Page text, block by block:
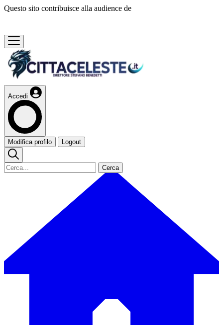
Questo sito contribuisce alla audience de
Accedi
Modifica profilo Logout
Cerca